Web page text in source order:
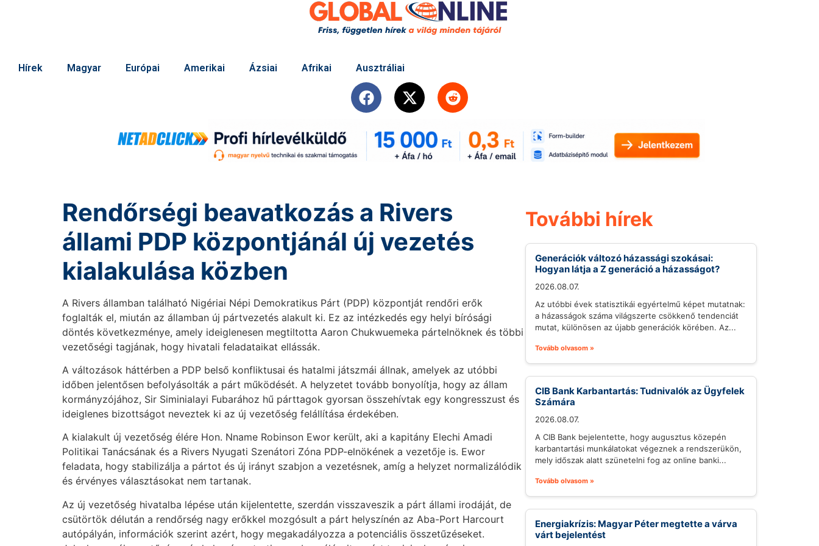
Hírek Magyar Európai Amerikai Ázsiai Afrikai Ausztráliai
Rendőrségi beavatkozás a Rivers
állami PDP központjánál új vezetés
kialakulása közben
A Rivers államban található Nigériai Népi Demokratikus Párt (PDP) központját rendőri erők
foglalták el, miután az államban új pártvezetés alakult ki. Ez az intézkedés egy helyi bírósági
döntés következménye, amely ideiglenesen megtiltotta Aaron Chukwuemeka pártelnöknek és többi
vezetőségi tagjának, hogy hivatali feladataikat ellássák.
A változások háttérben a PDP belső konfliktusai és hatalmi játszmái állnak, amelyek az utóbbi
időben jelentősen befolyásolták a párt működését. A helyzetet tovább bonyolítja, hogy az állam
kormányzójához, Sir Siminialayi Fubarához hű párttagok gyorsan összehívtak egy kongresszust és
ideiglenes bizottságot neveztek ki az új vezetőség felállítása érdekében.
A kialakult új vezetőség élére Hon. Nname Robinson Ewor került, aki a kapitány Elechi Amadi
Politikai Tanácsának és a Rivers Nyugati Szenátori Zóna PDP-elnökének a vezetője is. Ewor
feladata, hogy stabilizálja a pártot és új irányt szabjon a vezetésnek, amíg a helyzet normalizálódik
és érvényes választásokat nem tartanak.
Az új vezetőség hivatalba lépése után kijelentette, szerdán visszaveszik a párt állami irodáját, de
csütörtök délután a rendőrség nagy erőkkel mozgósult a párt helyszínén az Aba-Port Harcourt
autópályán, információk szerint azért, hogy megakadályozza a potenciális összetűzéseket.
További hírek
Generációk változó házassági szokásai:
Hogyan látja a Z generáció a házasságot?
2026.08.07.
Az utóbbi évek statisztikái egyértelmű képet mutatnak:
a házasságok száma világszerte csökkenő tendenciát
mutat, különösen az újabb generációk körében. Az...
Tovább olvasom »
CIB Bank Karbantartás: Tudnivalók az Ügyfelek
Számára
2026.08.07.
A CIB Bank bejelentette, hogy augusztus közepén
karbantartási munkálatokat végeznek a rendszerükön,
mely időszak alatt szünetelni fog az online banki...
Tovább olvasom »
Energiakrízis: Magyar Péter megtette a várva
várt bejelentést